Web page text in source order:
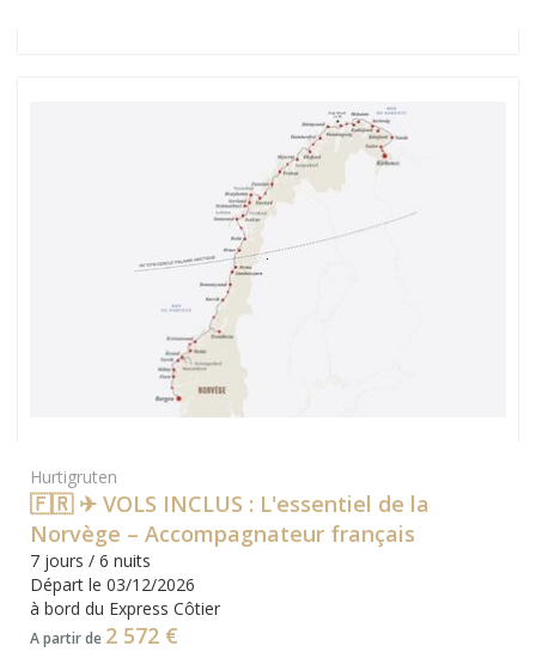
Hurtigruten
🇫🇷 ✈ VOLS INCLUS : L'essentiel de la
Norvège – Accompagnateur français
7 jours / 6 nuits
Départ le 03/12/2026
à bord du Express Côtier
A partir de 2 572 €